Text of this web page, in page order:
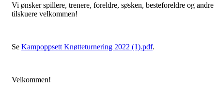
Vi ønsker spillere, trenere, foreldre, søsken, besteforeldre og andre
tilskuere velkommen!
Se Kampoppsett Knøtteturnering 2022 (1).pdf.
Velkommen!